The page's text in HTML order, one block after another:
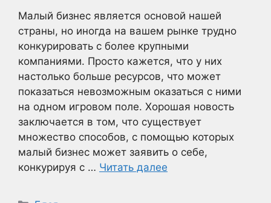
Малый бизнес является основой нашей
страны, но иногда на вашем рынке трудно
конкурировать с более крупными
компаниями. Просто кажется, что у них
настолько больше ресурсов, что может
показаться невозможным оказаться с ними
на одном игровом поле. Хорошая новость
заключается в том, что существует
множество способов, с помощью которых
малый бизнес может заявить о себе,
конкурируя с … Читать далее